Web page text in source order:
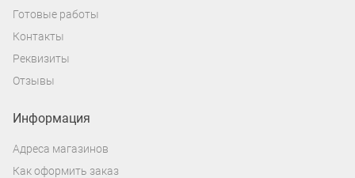
Готовые работы
Контакты
Реквизиты
Отзывы
Информация
Адреса магазинов
Как оформить заказ